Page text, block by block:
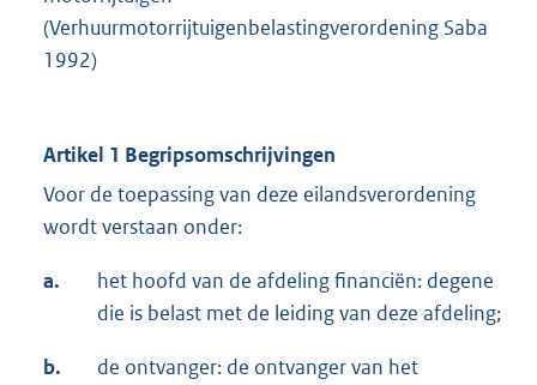
(Verhuurmotorrijtuigenbelastingverordening Saba
1992)
Artikel 1 Begripsomschrijvingen
Voor de toepassing van deze eilandsverordening
wordt verstaan onder:
a.
het hoofd van de afdeling financiën: degene
die is belast met de leiding van deze afdeling;
b.
de ontvanger: de ontvanger van het